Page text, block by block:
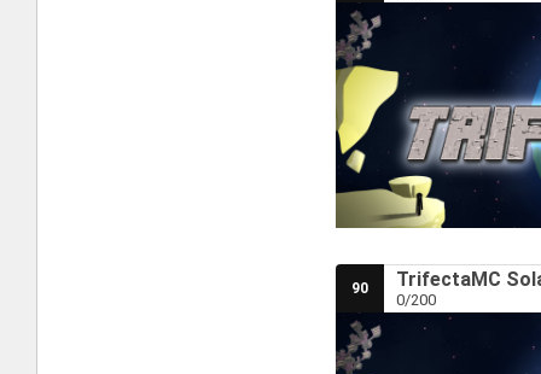
90 TrifectaMC
0/200